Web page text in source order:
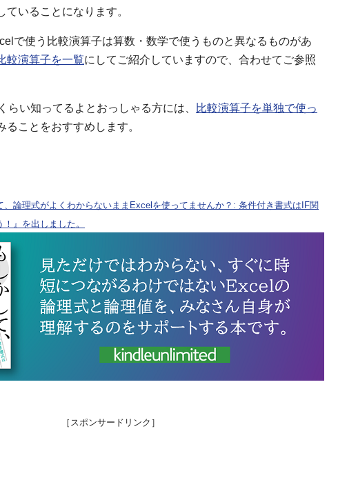
ていることになります。
で使う比較演算子は算数・数学で使うものと異なるものがあ
較演算子を一覧にしてご紹介していますので、合わせてご参照
らい知ってるよとおっしゃる方には、
比較演算子を単独で使っ
ることをおすすめします。
論理式がよくわからないままExcelを使ってませんか？: 条件付き書式はIF関
』を出しました。
［スポンサードリンク］